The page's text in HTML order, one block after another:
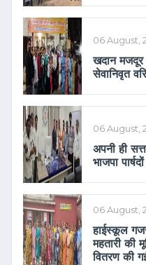
06 August,
खदान मजदूर
सेवानिवृत
06 August,
अपनी ही
भाजपा
06 August,
हाईस्कूल
महतारी की
वितरण की